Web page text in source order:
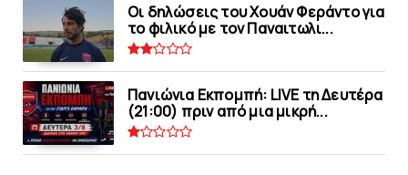
Οι δηλώσεις του Χουάν Φεράντο για
το φιλικό με τoν Παναιτωλι...
Πανιώνια Εκπομπή: LIVE τη Δευτέρα
(21:00) πριν από μια μικρή...